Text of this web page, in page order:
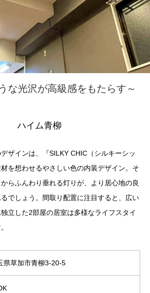
な光沢が高級感をもたらす～
ハイム青柳
ザインは、『SILKY CHIC（シルキーシッ
を想わせるやさしい色の内装デザイン。そ
らふんわり垂れる灯りが、より居心地の良
でしょう。間取り配置に注目すると、広い
立した2部屋の居室は多様なライフスタイ
県草加市青柳3-20-5